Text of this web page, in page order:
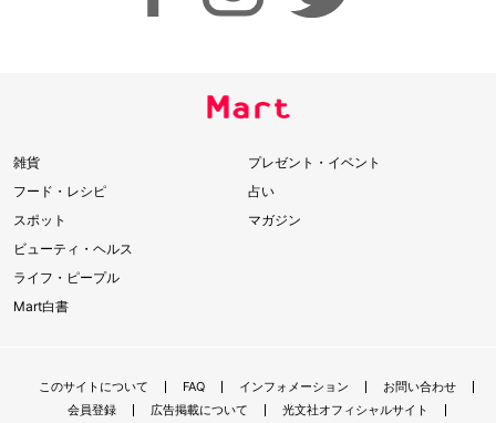
雑貨
フード・レシピ
スポット
ビューティ・ヘルス
ライフ・ピープル
Mart白書
プレゼント・イベント
占い
マガジン
このサイトについて FAQ インフォメーション
お問い合わせ
会員登録
広告掲載について
光文社オフィシャルサイト